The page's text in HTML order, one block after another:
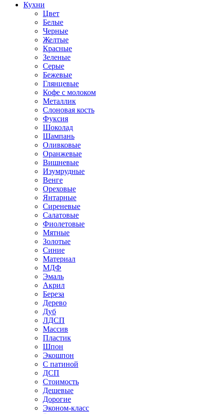
Кухни
Цвет
Белые
Черные
Желтые
Красные
Зеленые
Серые
Бежевые
Глянцевые
Кофе с молоком
Металлик
Слоновая кость
Фуксия
Шоколад
Шампань
Оливковые
Оранжевые
Вишневые
Изумрудные
Венге
Ореховые
Янтарные
Сиреневые
Салатовые
Фиолетовые
Мятные
Золотые
Синие
Материал
МДФ
Эмаль
Акрил
Береза
Дерево
Дуб
ЛДСП
Массив
Пластик
Шпон
Экошпон
С патиной
ДСП
Стоимость
Дешевые
Дорогие
Эконом-класс